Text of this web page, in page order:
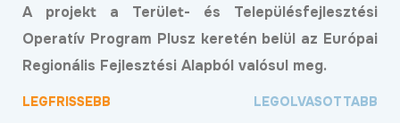
A projekt a Terület- és Településfejlesztési
Operatív Program Plusz keretén belül az Európai
Regionális Fejlesztési Alapból valósul meg.
LEGFRISSEBB LEGOLVASOTTABB